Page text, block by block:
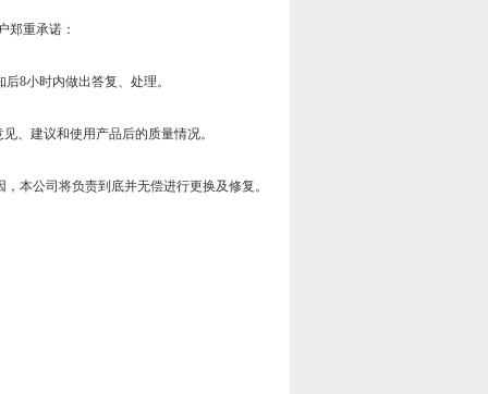
郑重承诺：
8小时内做出答复、处理。
、建议和使用产品后的质量情况。
本公司将负责到底并无偿进行更换及修复。